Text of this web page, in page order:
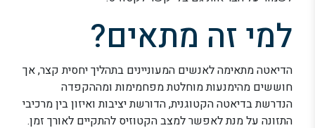
למי זה מתאים?
הדיאטה מתאימה לאנשים המעוניינים בתהליך יחסית קצר, אך
חוששים מהימנעות מוחלטת מפחמימות ומההקפדה
הנדרשת בדיאטה הקטוגנית, הדורשת יציבות ואיזון בין מרכיבי
התזונה על מנת לאפשר למצב הקטוזיס להתקיים לאורך זמן.